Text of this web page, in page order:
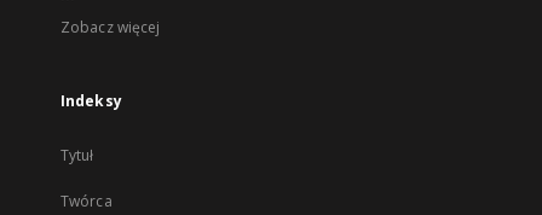
Zobacz więcej
Indeksy
Tytuł
Twórca